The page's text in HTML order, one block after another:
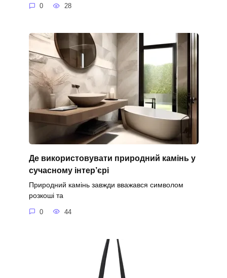
0 28
Де використовувати природний камінь у
сучасному інтер’єрі
Природний камінь завжди вважався символом
розкоші та
0 44